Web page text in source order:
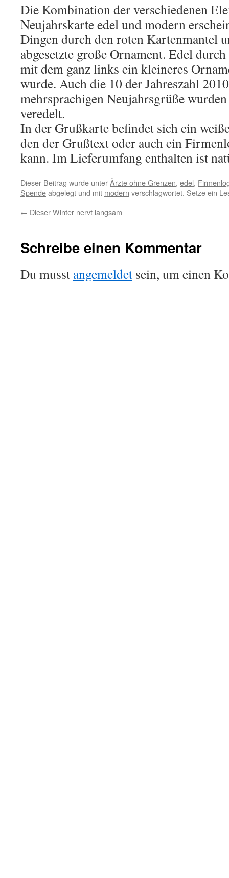
Die Kombination der verschiedenen
Neujahrskarte edel und modern
Dingen durch den roten Kartenmantel
abgesetzte große Ornament. Edel
mit dem ganz links ein kleineres
wurde. Auch die 10 der Jahreszahl
mehrsprachigen Neujahrsgrüße
veredelt.
In der Grußkarte befindet sich ein
den der Grußtext oder auch ein
kann. Im Lieferumfang enthalten ist
Dieser Beitrag wurde unterÄrzte ohne Grenzen, edel,
Spendeabgelegt und mit modern verschlagwortet. Setze ein
← Dieser Winter nervt langsam
Schreibe einen Kommentar
Du musst angemeldet sein, um einen